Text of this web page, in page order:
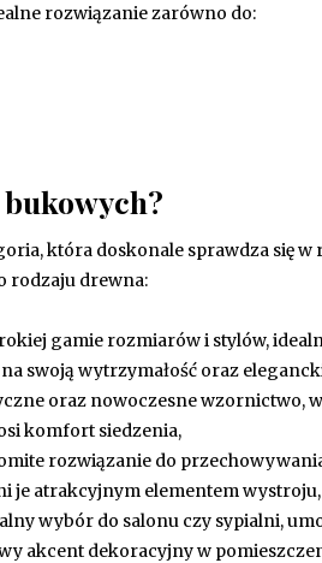
rozwiązanie zarówno do:
która doskonale sprawdza się
rodzaju drewna:
gamie rozmiarów i stylów,
swoją wytrzymałość oraz
oraz nowoczesne wzornictwo,
komfort siedzenia,
rozwiązanie do
je atrakcyjnym elementem wystroju,
wybór do salonu czy sypialni,
akcent dekoracyjny w